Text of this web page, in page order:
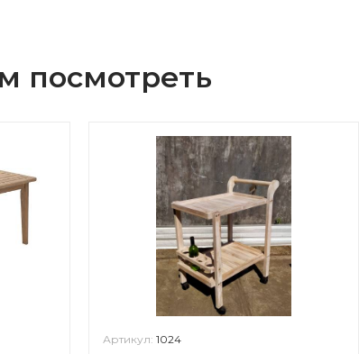
посмотреть
Артикул: 1024